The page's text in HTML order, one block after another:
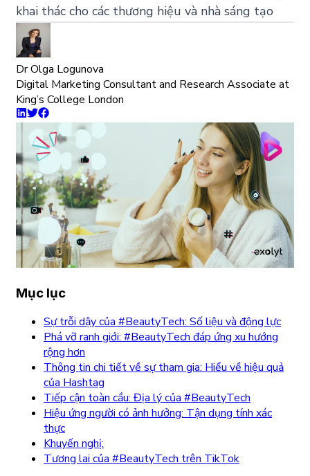
khai thác cho các thương hiệu và nhà sáng tạo
Dr Olga Logunova
Digital Marketing Consultant and Research Associate at
King’s College London
Mục lục
Sự trỗi dậy của #BeautyTech: Số liệu và động lực
Phá vỡ ranh giới: #BeautyTech đáp ứng xu hướng
rộng hơn
Thông tin chi tiết về sự tham gia: Hiểu về hiệu quả
của Hashtag
Tiếp cận toàn cầu: Địa lý của #BeautyTech
Hiệu ứng người có ảnh hưởng: Tận dụng tính xác
thực
Khuyến nghị:
Tương lai của #BeautyTech trên TikTok